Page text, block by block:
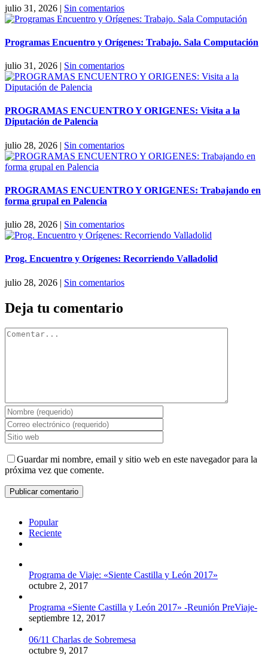
julio 31, 2026 | Sin comentarios
Programas Encuentro y Orígenes: Trabajo. Sala Computación
julio 31, 2026 | Sin comentarios
PROGRAMAS ENCUENTRO Y ORIGENES: Visita a la
Diputación de Palencia
julio 28, 2026 | Sin comentarios
PROGRAMAS ENCUENTRO Y ORIGENES: Trabajando en
forma grupal en Palencia
julio 28, 2026 | Sin comentarios
Prog. Encuentro y Orígenes: Recorriendo Valladolid
julio 28, 2026 | Sin comentarios
Deja tu comentario
Comentar
Guardar mi nombre, email y sitio web en este navegador para la
próxima vez que comente.
Popular
Reciente
Programa de Viaje: «Siente Castilla y León 2017»
octubre 2, 2017
Programa «Siente Castilla y León 2017» -Reunión PreViaje-
septiembre 12, 2017
06/11 Charlas de Sobremesa
octubre 9, 2017